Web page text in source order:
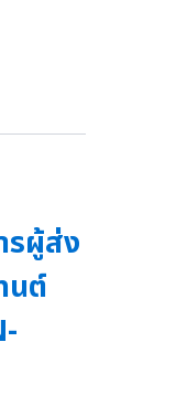
รผู้ส่ง
นต์